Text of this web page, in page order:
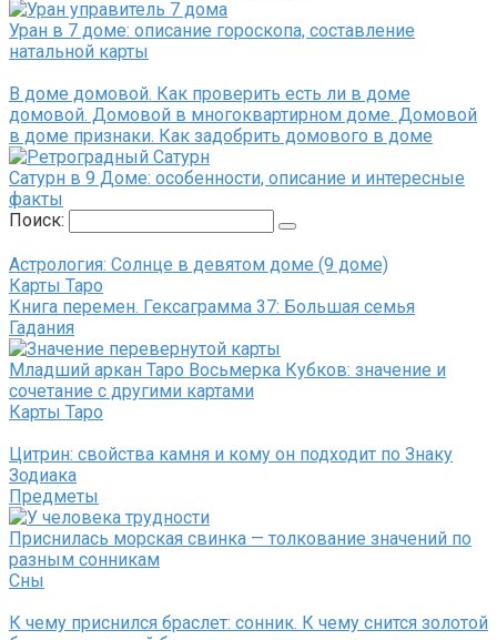
Уран в 7 доме: описание гороскопа, составление
натальной карты
В доме домовой. Как проверить есть ли в доме
домовой. Домовой в многоквартирном доме. Домовой
в доме признаки. Как задобрить домового в доме
Сатурн в 9 Доме: особенности, описание и интересные
факты
Поиск:
Астрология: Солнце в девятом доме (9 доме)
Карты Таро
Книга перемен. Гексаграмма 37: Большая семья
Гадания
Младший аркан Таро Восьмерка Кубков: значение и
сочетание с другими картами
Карты Таро
Цитрин: свойства камня и кому он подходит по Знаку
Зодиака
Предметы
Приснилась морская свинка — толкование значений по
разным сонникам
Сны
К чему приснился браслет: сонник. К чему снится золотой